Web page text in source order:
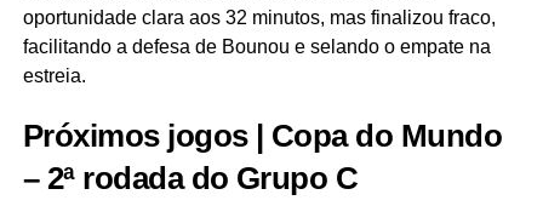
oportunidade clara aos 32 minutos, mas finalizou fraco,
facilitando a defesa de Bounou e selando o empate na
estreia.
Próximos jogos | Copa do Mundo
– 2ª rodada do Grupo C